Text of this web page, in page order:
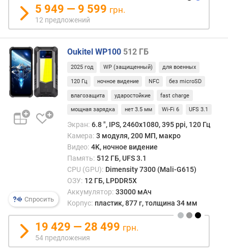
с
т
о
т
а
р
а
з
р
т
с
о
5 949 — 9 599 грн.
12 предложений
Спросить
Oukitel WP100 512 ГБ
2025 год WP (защищенный) для военных
120 Гц ночное видение NFC без microSD
влагозащита ударостойкие fast charge
мощная зарядка нет 3.5 мм Wi-Fi 6 UFS 3.1
Экран: 6.8 ", IPS, 2460х1080, 395 ppi, 120 Гц
Камера: 3 модуля, 200 МП, макро
Видео: 4K, ночное видение
Память: 512 ГБ, UFS 3.1
CPU (GPU): Dimensity 7300 (Mali-G615)
ОЗУ: 12 ГБ, LPDDR5X
Аккумулятор: 33000 мАч
Корпус: пластик, 877 г, толщина 34 мм
19 429 — 28 499 грн.
54 предложения